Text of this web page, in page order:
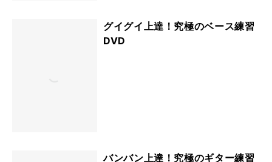
グイグイ上達！究極のベース練習
DVD
バンバン上達！究極のギター練習